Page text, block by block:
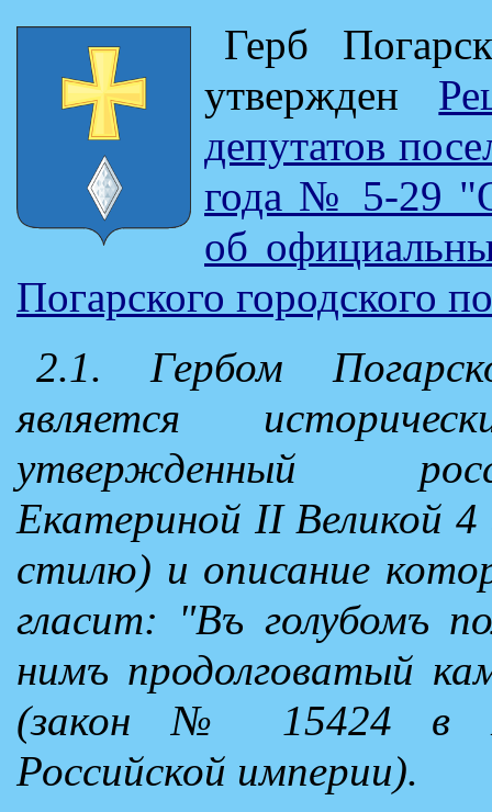
Герб
утвержден
депутатов
года № 5-29
об
Погарского городского
2.1. Гербом
является
утвержденный
Екатериной II Великой
стилю) и описание
гласит: "Въ голубомъ
нимъ продолговатый
(закон № 15424 в
Российской империи).